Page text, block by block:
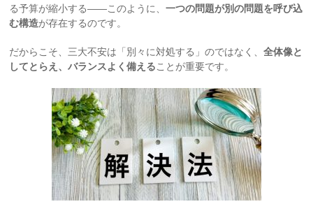
る予算が縮小する——このように、一つの問題が別の問題を呼び込
む構造が存在するのです。
だからこそ、三大不安は「別々に対処する」のではなく、全体像と
してとらえ、バランスよく備えることが重要です。